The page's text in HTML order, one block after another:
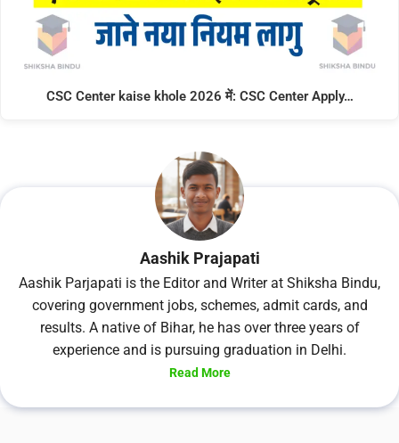
CSC Center kaise khole 2026 में: CSC Center Apply…
Aashik Prajapati
Aashik Parjapati is the Editor and Writer at Shiksha Bindu,
covering government jobs, schemes, admit cards, and
results. A native of Bihar, he has over three years of
experience and is pursuing graduation in Delhi.
Read More